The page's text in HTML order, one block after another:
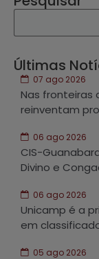
Últimas
07 ago 2026
Nas fronteiras
reinventam
06 ago 2026
CIS-
Divino e
06 ago 2026
Unicamp é a
em
05 ago 2026